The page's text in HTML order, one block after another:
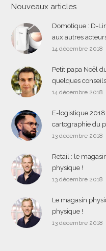
Nouveaux articles
Domotique : D-
aux autres
14 décembre 2018
Petit papa Noël
quelques conseils
14 décembre 2018
E-logistique
cartographie du
13 décembre 2018
Retail : le
physique !
13 décembre 2018
Le magasin
physique !
13 décembre 2018